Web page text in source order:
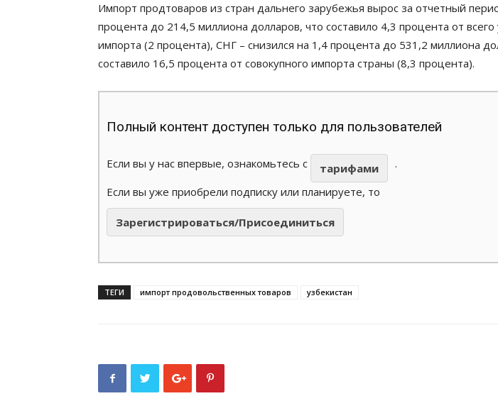
Импорт продтоваров из стран дальнего зарубежья вырос за отчетный
процента до 214,5 миллиона долларов, что составило 4,3 процента от всего
импорта (2 процента), СНГ – снизился на 1,4 процента до 531,2 миллиона
составило 16,5 процента от совокупного импорта страны (8,3 процента).
Полный контент доступен только для пользователей
Если вы у нас впервые, ознакомьтесь с тарифами
.
Если вы уже приобрели подписку или планируете, то
Зарегистрироваться/Присоединиться
ТЕГИ импорт продовольственных товаров узбекистан